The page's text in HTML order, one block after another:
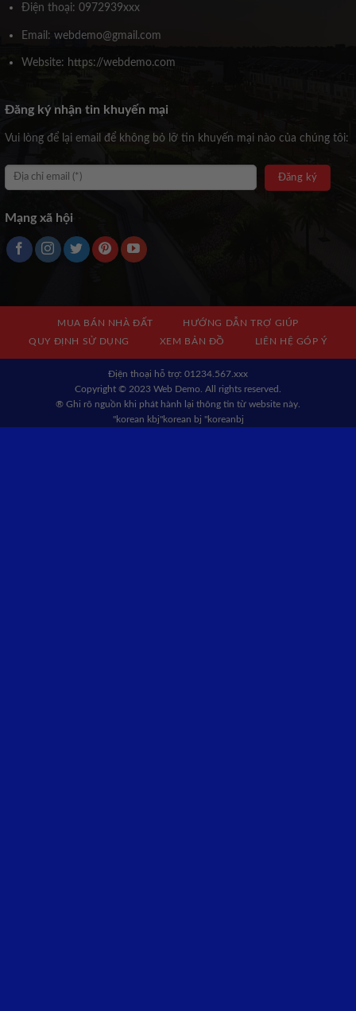
Điện thoại: 0972939xxx
Email: webdemo@gmail.com
Website: https://webdemo.com
Đăng ký nhận tin khuyến mại
Vui lòng để lại email để không bỏ lỡ tin khuyến mại nào của chúng tôi:
Mạng xã hội
MUA BÁN NHÀ ĐẤT
HƯỚNG DẪN TRỢ GIÚP
QUY ĐỊNH SỬ DỤNG
XEM BẢN ĐỒ LIÊN HỆ GÓP Ý
Địện thoại hỗ trợ: 01234.567.xxx
Copyright © 2023 Web Demo. All rights reserved.
® Ghi rõ nguồn khi phát hành lại thông tin từ website này.
"korean kbj​"korean bj "koreanbj​